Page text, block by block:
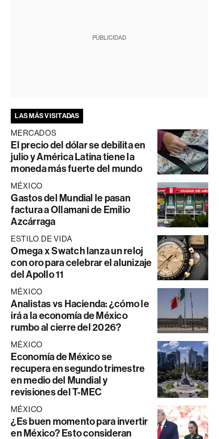
PUBLICIDAD
LAS MÁS VISITADAS
MERCADOS
El precio del dólar se debilita en
julio y América Latina tiene la
moneda más fuerte del mundo
MÉXICO
Gastos del Mundial le pasan
factura a Ollamani de Emilio
Azcárraga
ESTILO DE VIDA
Omega x Swatch lanza un reloj
con oro para celebrar el alunizaje
del Apollo 11
MÉXICO
Analistas vs Hacienda: ¿cómo le
irá a la economía de México
rumbo al cierre del 2026?
MÉXICO
Economía de México se
recupera en segundo trimestre
en medio del Mundial y
revisiones del T-MEC
MÉXICO
¿Es buen momento para invertir
en México? Esto consideran